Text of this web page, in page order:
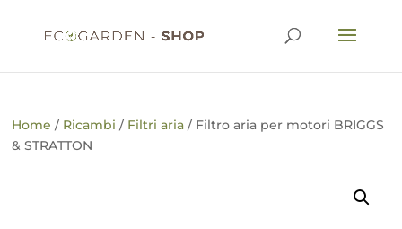
Home / Ricambi / Filtri aria / Filtro aria per motori BRIGGS
& STRATTON